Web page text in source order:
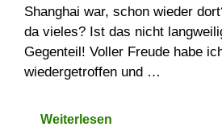
Shanghai war, schon wieder
da vieles? Ist das nicht
Gegenteil! Voller Freude habe
wiedergetroffen und …
Weiterlesen